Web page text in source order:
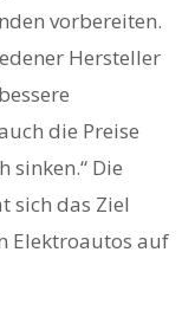
vorbereiten.
Hersteller
die Preise
sinken.“ Die
sich das Ziel
Elektroautos auf